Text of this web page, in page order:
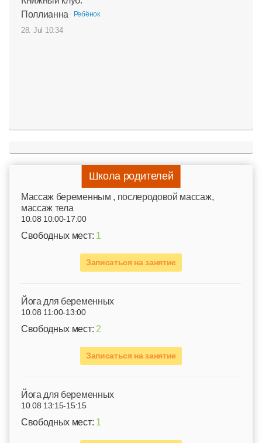
Поллианна
Ребёнок
28. Jul 10:34
Школа родителей
Mассаж беременным , послеродовой массаж,
массаж тела
10.08 10:00-17:00
Свободных мест: 1
Записаться на занятие
Йога для беременных
10.08 11:00-13:00
Свободных мест: 2
Записаться на занятие
Йога для беременных
10.08 13:15-15:15
Свободных мест: 1